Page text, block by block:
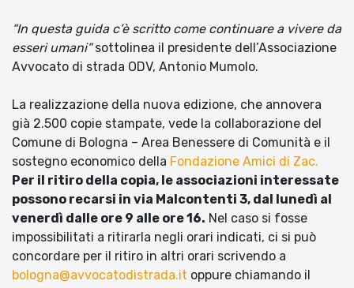
“In questa guida c’è scritto come continuare a vivere da
esseri umani”sottolinea il presidente dell’Associazione
Avvocato di strada ODV, Antonio Mumolo.
La realizzazione della nuova edizione, che annovera
già 2.500 copie stampate, vede la collaborazione del
Comune di Bologna – Area Benessere di Comunità e il
sostegno economico della Fondazione Amici di Zac.
Per il ritiro della copia, le associazioni interessate
possono recarsi in via Malcontenti 3, dal lunedì al
venerdì dalle ore 9 alle ore 16. Nel caso si fosse
impossibilitati a ritirarla negli orari indicati, ci si può
concordare per il ritiro in altri orari scrivendo a
bologna@avvocatodistrada.it oppure chiamando il